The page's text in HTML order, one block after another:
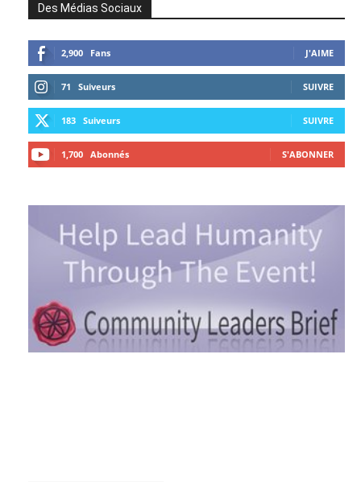
Des Médias Sociaux
2,900 Fans J'AIME
71 Suiveurs SUIVRE
183 Suiveurs SUIVRE
1,700 Abonnés S'ABONNER